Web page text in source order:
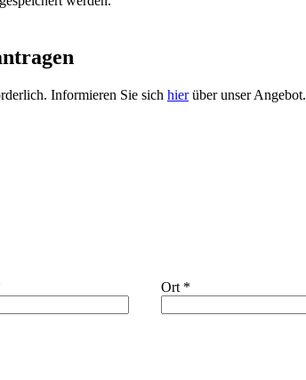
Informieren Sie sich hierüber unser Angebot.
Ort *